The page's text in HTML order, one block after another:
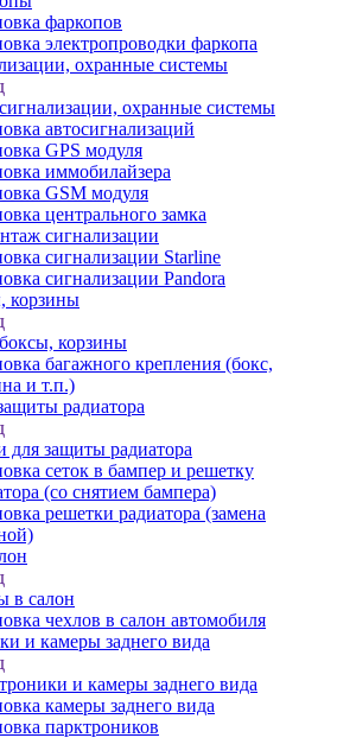
фаркопов
электропроводки фаркопа
охранные системы
охранные системы
автосигнализаций
GPS модуля
иммобилайзера
GSM модуля
центрального замка
сигнализации
сигнализации Starline
сигнализации Pandora
корзины
корзины
багажного крепления (бокс,
и т.п.)
радиатора
для защиты радиатора
сеток в бампер и решетку
(со снятием бампера)
решетки радиатора (замена
в салон
чехлов в салон автомобиля
и камеры заднего вида
и камеры заднего вида
камеры заднего вида
парктроников